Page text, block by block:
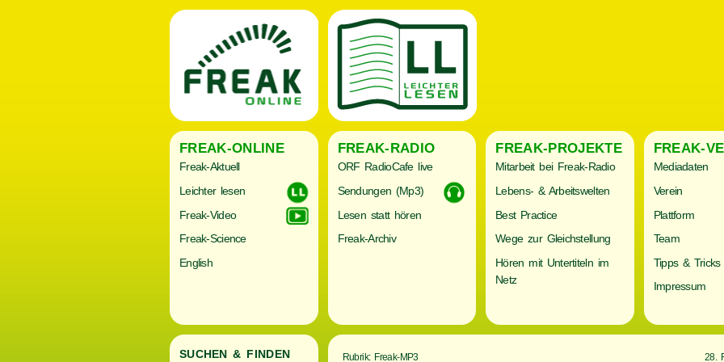
FREAK-ONLINE
Freak-Aktuell
Leichter lesen
Freak-Video
Freak-Science
English
FREAK-RADIO
ORF RadioCafe live
Sendungen (Mp3)
Lesen statt hören
Freak-Archiv
FREAK-PROJEKTE
Mitarbeit bei Freak-Radio
Lebens- & Arbeitswelten
Best Practice
Wege zur Gleichstellung
Hören mit Untertiteln im
Netz
FREAK-
Mediadaten
Verein
Plattform
Team
Tipps & Tricks
Impressum
SUCHEN & FINDEN Rubrik: Freak-MP3 28.